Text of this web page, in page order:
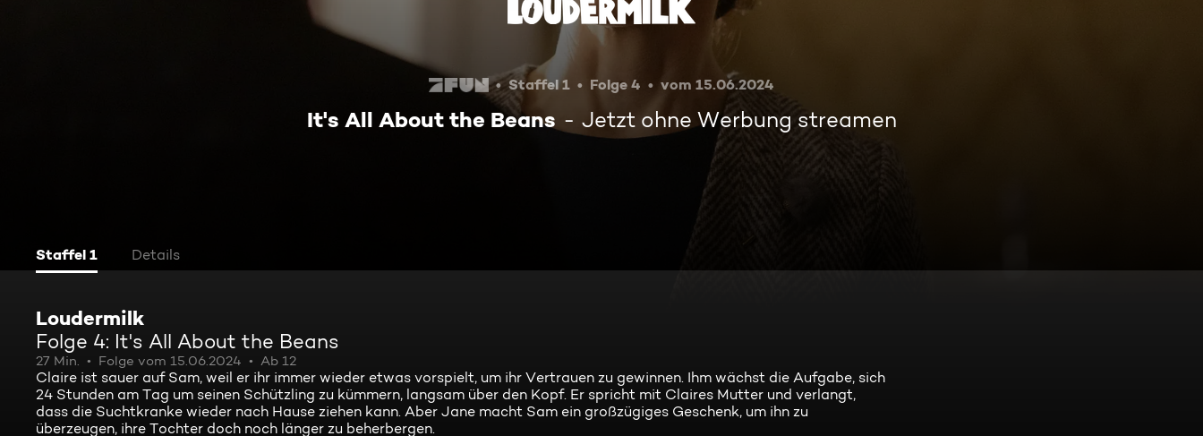
Staffel 1 Folge 4 vom 15.06.2024
It's All About the Beans Jetzt ohne Werbung streamen
Staffel 1 Details
Loudermilk
Folge 4: It's All About the Beans
27 Min. Folge vom 15.06.2024 Ab 12
Claire ist sauer auf Sam, weil er ihr immer wieder etwas vorspielt, um ihr Vertrauen zu gewinnen. Ihm wächst die Aufgabe, sich
24 Stunden am Tag um seinen Schützling zu kümmern, langsam über den Kopf. Er spricht mit Claires Mutter und verlangt,
dass die Suchtkranke wieder nach Hause ziehen kann. Aber Jane macht Sam ein großzügiges Geschenk, um ihn zu
überzeugen, ihre Tochter doch noch länger zu beherbergen.